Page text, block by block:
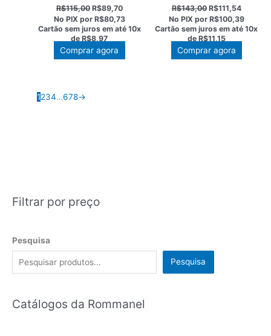
Filtrar por preço
Pesquisa
Pesquisa
Catálogos da Rommanel
R$115,00 O
preço
original
era:
R$115,00.
R$89,70O
preço
atual
é:
R$89,70.
No PIX por R$80,73
Cartão sem juros em até 10x
de R$8,97
Comprar agora
R$143,00 O
preço
original
era:
R$143,00.
R$111,54O
preço
atual
é:
No PIX por R$100,39
Cartão sem juros em até10x
deR$11,15
Comprar agora
1234…678→